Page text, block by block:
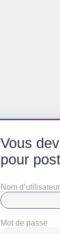
Vous
pour
Nom d’utilisateur
Mot de passe